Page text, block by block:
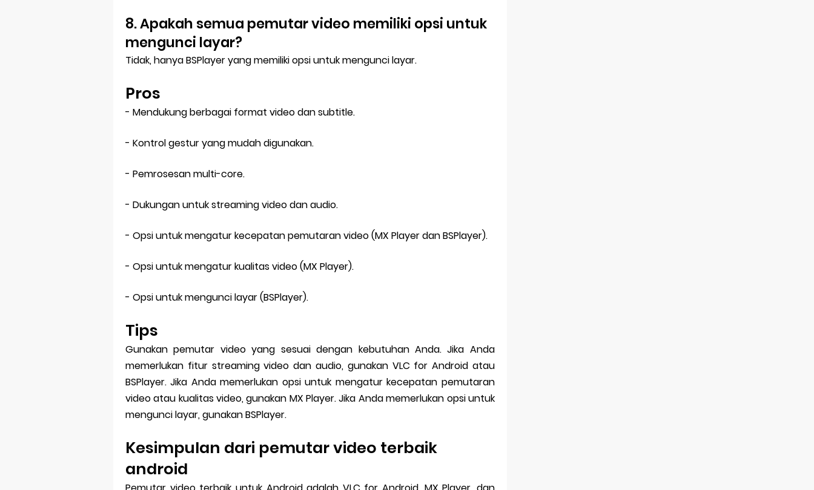
8. Apakah semua pemutar video memiliki opsi untuk
mengunci layar?
Tidak, hanya BSPlayer yang memiliki opsi untuk mengunci layar.
Pros
- Mendukung berbagai format video dan subtitle.
- Kontrol gestur yang mudah digunakan.
- Pemrosesan multi-core.
- Dukungan untuk streaming video dan audio.
- Opsi untuk mengatur kecepatan pemutaran video (MX Player dan BSPlayer).
- Opsi untuk mengatur kualitas video (MX Player).
- Opsi untuk mengunci layar (BSPlayer).
Tips
Gunakan pemutar video yang sesuai dengan kebutuhan Anda. Jika Anda
memerlukan fitur streaming video dan audio, gunakan VLC for Android atau
BSPlayer. Jika Anda memerlukan opsi untuk mengatur kecepatan pemutaran
video atau kualitas video, gunakan MX Player. Jika Anda memerlukan opsi untuk
mengunci layar, gunakan BSPlayer.
Kesimpulan dari pemutar video terbaik
android